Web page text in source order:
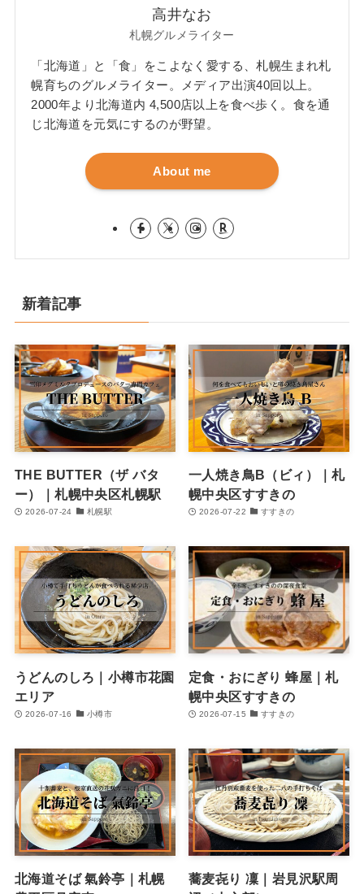
高井なお
札幌グルメライター
「北海道」と「食」をこよなく愛する、札幌生まれ札
幌育ちのグルメライター。メディア出演40回以上。
2000年より北海道内 4,500店以上を食べ歩く。食を通
じ北海道を元気にするのが野望。
About me
新着記事
THE BUTTER（ザ バタ
ー）｜札幌中央区札幌駅
2026-07-24 札幌駅
一人焼き鳥B（ビィ）｜札
幌中央区すすきの
2026-07-22 すすきの
うどんのしろ｜小樽市花園
エリア
2026-07-16 小樽市
定食・おにぎり 蜂屋｜札
幌中央区すすきの
2026-07-15 すすきの
北海道そば 氣鈴亭｜札幌
蕎麦㐂り 凜｜岩見沢駅周